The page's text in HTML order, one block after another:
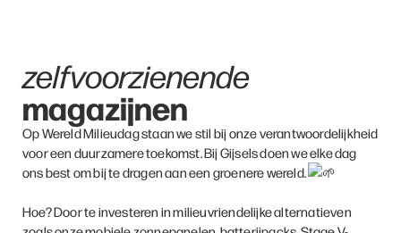
zelfvoorzienende
magazijnen
Op Wereld Milieudag staan we stil bij onze verantwoordelijkheid
voor een duurzamere toekomst. Bij Gijsels doen we elke dag
ons best om bij te dragen aan een groenere wereld.
Hoe? Door te investeren in milieuvriendelijke alternatieven